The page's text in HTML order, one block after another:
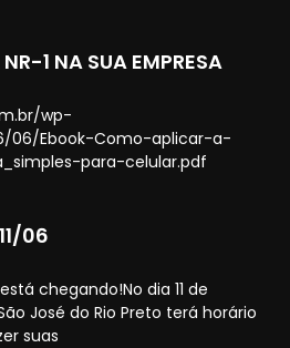
1 NA SUA EMPRESA
wp-
06/Ebook-Como-aplicar-a-
para-celular.pdf
06
chegando!No dia 11 de
José do Rio Preto terá horário
suas